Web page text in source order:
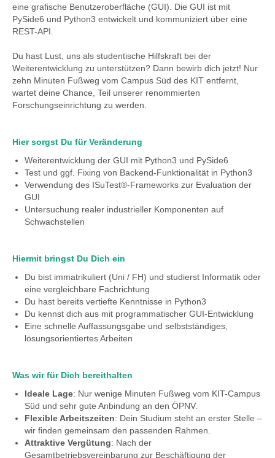
eine grafische Benutzeroberfläche (GUI). Die GUI ist mit
PySide6 und Python3 entwickelt und kommuniziert über eine
REST-API.
Du hast Lust, uns als studentische Hilfskraft bei der
Weiterentwicklung zu unterstützen? Dann bewirb dich jetzt! Nur
zehn Minuten Fußweg vom Campus Süd des KIT entfernt,
wartet deine Chance, Teil unserer renommierten
Forschungseinrichtung zu werden.
Hier sorgst Du für Veränderung
Weiterentwicklung der GUI mit Python3 und PySide6
Test und ggf. Fixing von Backend-Funktionalität in Python3
Verwendung des ISuTest®-Frameworks zur Evaluation der
GUI
Untersuchung realer industrieller Komponenten auf
Schwachstellen
Hiermit bringst Du Dich ein
Du bist immatrikuliert (Uni / FH) und studierst Informatik oder
eine vergleichbare Fachrichtung
Du hast bereits vertiefte Kenntnisse in Python3
Du kennst dich aus mit programmatischer GUI-Entwicklung
Eine schnelle Auffassungsgabe und selbstständiges,
lösungsorientiertes Arbeiten
Was wir für Dich bereithalten
Ideale Lage: Nur wenige Minuten Fußweg vom KIT-Campus
Süd und sehr gute Anbindung an den ÖPNV.
Flexible Arbeitszeiten: Dein Studium steht an erster Stelle –
wir finden gemeinsam den passenden Rahmen.
Attraktive Vergütung: Nach der
Gesamtbetriebsvereinbarung zur Beschäftigung der